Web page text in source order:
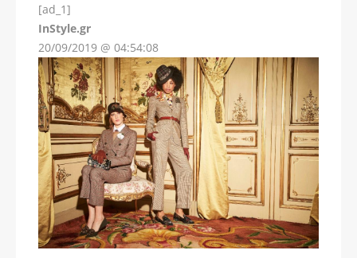
[ad_1]
InStyle.gr
20/09/2019 @ 04:54:08